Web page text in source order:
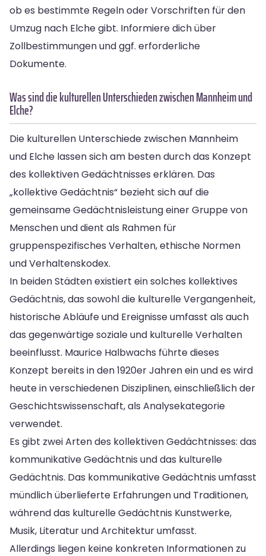
ob es bestimmte Regeln oder Vorschriften für den
Umzug nach Elche gibt. Informiere dich über
Zollbestimmungen und ggf. erforderliche
Dokumente.
Was sind die kulturellen Unterschieden zwischen Mannheim und
Elche?
Die kulturellen Unterschiede zwischen Mannheim
und Elche lassen sich am besten durch das Konzept
des kollektiven Gedächtnisses erklären. Das
„kollektive Gedächtnis“ bezieht sich auf die
gemeinsame Gedächtnisleistung einer Gruppe von
Menschen und dient als Rahmen für
gruppenspezifisches Verhalten, ethische Normen
und Verhaltenskodex.
In beiden Städten existiert ein solches kollektives
Gedächtnis, das sowohl die kulturelle Vergangenheit,
historische Abläufe und Ereignisse umfasst als auch
das gegenwärtige soziale und kulturelle Verhalten
beeinflusst. Maurice Halbwachs führte dieses
Konzept bereits in den 1920er Jahren ein und es wird
heute in verschiedenen Disziplinen, einschließlich der
Geschichtswissenschaft, als Analysekategorie
verwendet.
Es gibt zwei Arten des kollektiven Gedächtnisses: das
kommunikative Gedächtnis und das kulturelle
Gedächtnis. Das kommunikative Gedächtnis umfasst
mündlich überlieferte Erfahrungen und Traditionen,
während das kulturelle Gedächtnis Kunstwerke,
Musik, Literatur und Architektur umfasst.
Allerdings liegen keine konkreten Informationen zu